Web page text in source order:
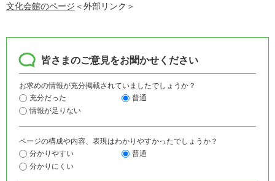
文化会館のページ ＜外部リンク＞
皆さまのご意見をお聞かせください
お求めの情報が充分掲載されていましたでしょうか？
充分だった
普通
情報が足りない
ページの構成や内容、表現はわかりやすかったでしょうか？
分かりやすい
普通
分かりにくい